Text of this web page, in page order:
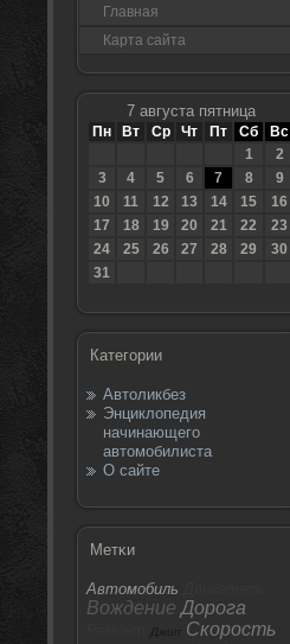
Главная
Карта сайта
7 августа пятница
Пн Вт Ср Чт Пт Сб
Вс
1
2
3
4 5 6 7 8
9
10
11 12 13 14 15
16
17
18 19 20 21 22
23
24
25 26 27 28 29
30
31
Категории
Автоликбез
Энциклопедия
начинающего
автомобилиста
О сайте
Метκи
Автомобиль
Вождение Дорога
Скорость